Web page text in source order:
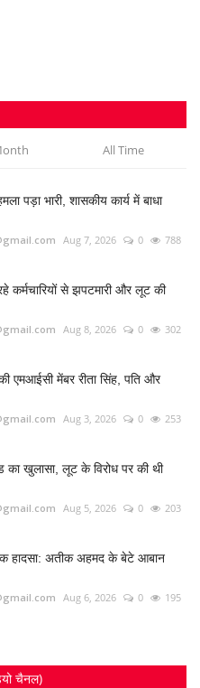
All Time
पड़ा भारी, शासकीय कार्य में बाधा
Aug 7, 2026 0 788
कर्मचारियों से झपटमारी और लूट की
Aug 8, 2026 0 302
एमआईसी मेंबर रीता सिंह, पति और
Aug 3, 2026 0 253
का खुलासा, लूट के विरोध पर की थी
Aug 5, 2026 0 203
हादसा: अतीक अहमद के बेटे आबान
Aug 6, 2026 0 195
चैनल)